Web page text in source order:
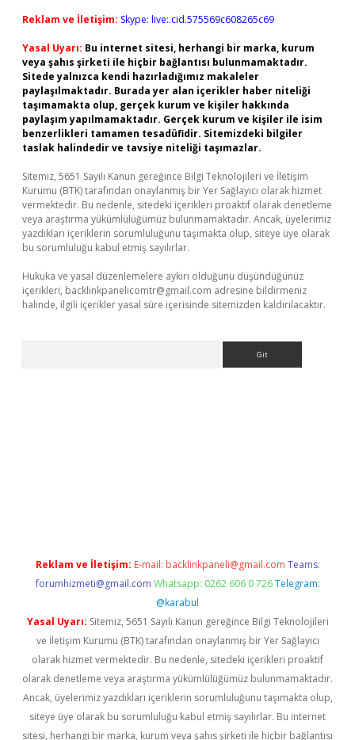
Reklam ve İletişim: Skype: live:.cid.575569c608265c69
Yasal Uyarı: Bu internet sitesi, herhangi bir marka, kurum
veya şahıs şirketi ile hiçbir bağlantısı bulunmamaktadır.
Sitede yalnızca kendi hazırladığımız makaleler
paylaşılmaktadır. Burada yer alan içerikler haber niteliği
taşımamakta olup, gerçek kurum ve kişiler hakkında
paylaşım yapılmamaktadır. Gerçek kurum ve kişiler ile isim
benzerlikleri tamamen tesadüfidir. Sitemizdeki bilgiler
taslak halindedir ve tavsiye niteliği taşımazlar.
Sitemiz, 5651 Sayılı Kanun gereğince Bilgi Teknolojileri ve İletişim
Kurumu (BTK) tarafından onaylanmış bir Yer Sağlayıcı olarak hizmet
vermektedir. Bu nedenle, sitedeki içerikleri proaktif olarak denetleme
veya araştırma yükümlülüğümüz bulunmamaktadır. Ancak, üyelerimiz
yazdıkları içeriklerin sorumluluğunu taşımakta olup, siteye üye olarak
bu sorumluluğu kabul etmiş sayılırlar.
Hukuka ve yasal düzenlemelere aykırı olduğunu düşündüğünüz
içerikleri, backlinkpanelicomtr@gmail.com adresine bildirmeniz
halinde, ilgili içerikler yasal süre içerisinde sitemizden kaldırılacaktır.
Reklam ve İletişim: E-mail: backlinkpaneli@gmail.com Teams:
forumhizmeti@gmail.com Whatsapp: 0262 606 0 726 Telegram:
@karabul
Yasal Uyarı: Sitemiz, 5651 Sayılı Kanun gereğince Bilgi Teknolojileri
ve İletişim Kurumu (BTK) tarafından onaylanmış bir Yer Sağlayıcı
olarak hizmet vermektedir. Bu nedenle, sitedeki içerikleri proaktif
olarak denetleme veya araştırma yükümlülüğümüz bulunmamaktadır.
Ancak, üyelerimiz yazdıkları içeriklerin sorumluluğunu taşımakta olup,
siteye üye olarak bu sorumluluğu kabul etmiş sayılırlar. Bu internet
sitesi, herhangi bir marka, kurum veya şahıs şirketi ile hiçbir bağlantısı